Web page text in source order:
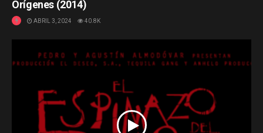
Orígenes (2014)
ABRIL 3, 2024 40.8K